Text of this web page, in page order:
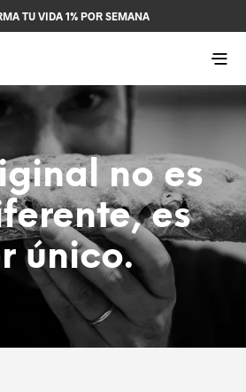
TU VIDA 1% POR SEMANA
no es
es
único.